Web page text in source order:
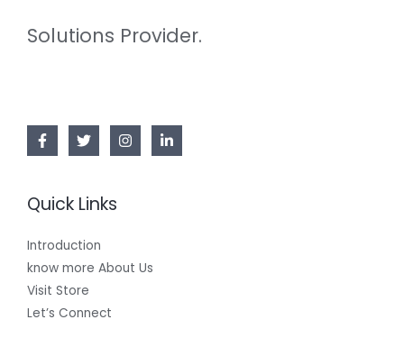
Solutions Provider.
Quick Links
Introduction
know more About Us
Visit Store
Let’s Connect